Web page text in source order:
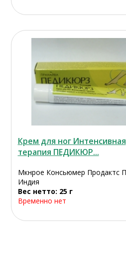
Крем для ног Интенсивная
терапия ПЕДИКЮР...
Мкнрое Консьюмер Продактс
Индия
Вес нетто: 25 г
Временно нет